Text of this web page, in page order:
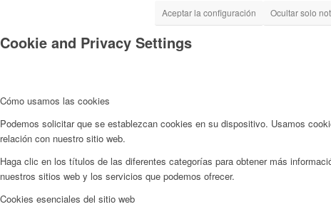
Aceptar la configuración Ocultar solo
Cookie and Privacy Settings
Cómo usamos las cookies
Podemos solicitar que se establezcan cookies en su dispositivo. Usamos
relación con nuestro sitio web.
Haga clic en los títulos de las diferentes categorías para obtener más
nuestros sitios web y los servicios que podemos ofrecer.
Cookies esenciales del sitio web